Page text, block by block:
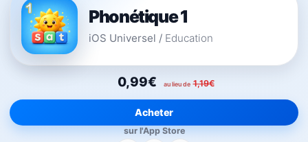
Phonétique 1
iOS Universel / Education
0,99€ au lieu de 1,19€
Acheter
sur l'App Store